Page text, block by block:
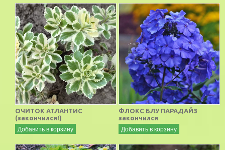
ОЧИТОК АТЛАНТИС
(закончился!)
Добавить в корзину
ФЛОКС БЛУ ПАРАДАЙЗ
закончился
Добавить в корзину